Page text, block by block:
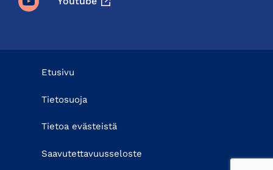
Etusivu
Tietosuoja
Tietoa evästeistä
Saavutettavuusseloste